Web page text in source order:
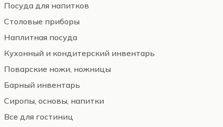
Посуда для напитков
Столовые приборы
Наплитная посуда
Кухонный и кондитерский инвентарь
Поварские ножи, ножницы
Барный инвентарь
Сиропы, основы, напитки
Все для гостиниц